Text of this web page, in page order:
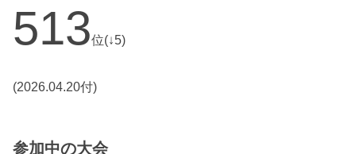
513位(↓5)
(2026.04.20付)
参加中の大会